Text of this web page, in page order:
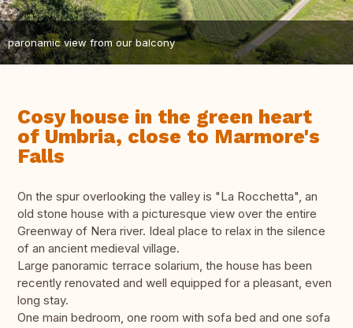
paronamic view from our balcony
Cosy house in the green heart
of Umbria, close to Marmore's
Falls
On the spur overlooking the valley is "La Rocchetta", an
old stone house with a picturesque view over the entire
Greenway of Nera river. Ideal place to relax in the silence
of an ancient medieval village.
Large panoramic terrace solarium, the house has been
recently renovated and well equipped for a pleasant, even
long stay.
One main bedroom, one room with sofa bed and one sofa